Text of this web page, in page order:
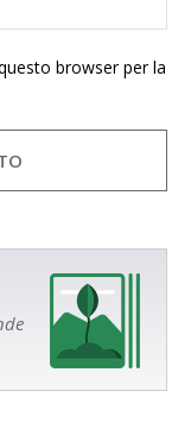
browser per la